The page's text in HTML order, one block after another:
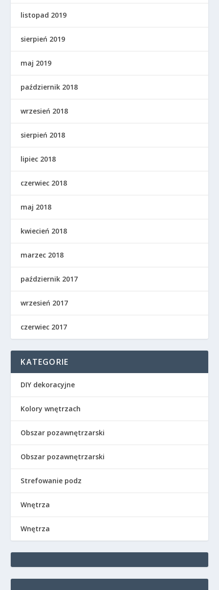
listopad 2019
sierpień 2019
maj 2019
październik 2018
wrzesień 2018
sierpień 2018
lipiec 2018
czerwiec 2018
maj 2018
kwiecień 2018
marzec 2018
październik 2017
wrzesień 2017
czerwiec 2017
KATEGORIE
DIY dekoracyjne
Kolory wnętrzach
Obszar pozawnętrzarski
Obszar pozawnętrzarski
Strefowanie podz
Wnętrza
Wnętrza